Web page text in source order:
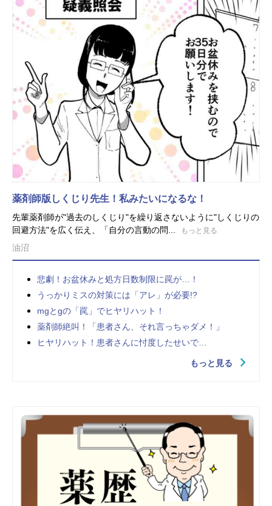
薬剤師版しくじり先生！私みたいになるな！
先輩薬剤師が"過去のしくじり"を繰り返さないように"しくじりの
回避方法"を広く伝え、「自分の言動の問...
もっと見る
油沼
悲劇！お盆休みと処方日数制限に罠が…！
うっかりミスの対策には「アレ」が必要!?
mgとgの「罠」でヒヤリハット！
薬剤師絶叫！「患者さん、それ言っちゃダメ！」
ヒヤリハット！患者さんに忖度したせいで…
もっと見る